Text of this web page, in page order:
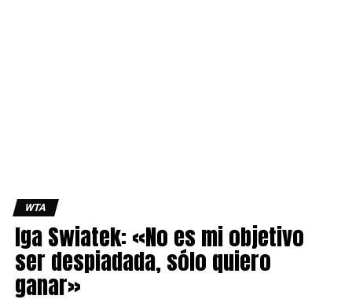
WTA
Iga Swiatek: «No es mi objetivo
ser despiadada, sólo quiero
ganar»